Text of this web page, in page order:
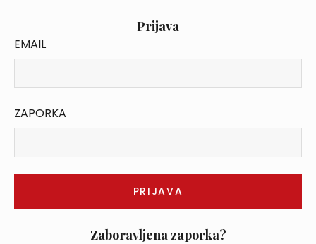
Prijava
EMAIL
ZAPORKA
Zaboravljena zaporka?